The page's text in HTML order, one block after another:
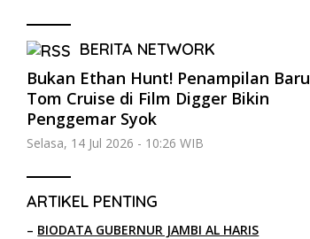
BERITA NETWORK
Bukan Ethan Hunt! Penampilan Baru
Tom Cruise di Film Digger Bikin
Penggemar Syok
Selasa, 14 Jul 2026 - 10:26 WIB
ARTIKEL PENTING
– BIODATA GUBERNUR JAMBI AL HARIS